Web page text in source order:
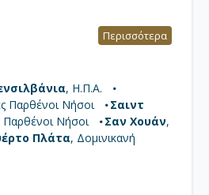
Περισσότερα
, Η.Π.Α.
Παρθένοι Νήσοι
Σαιντ
Παρθένοι Νήσοι Σαν Χουάν,
Πλάτα, Δομινικανή